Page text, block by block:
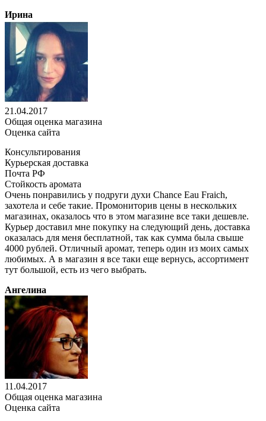
Ирина
21.04.2017
Общая оценка магазина
Оценка сайта
Консультирования
Курьерская доставка
Почта РФ
Стойкость аромата
Очень понравились у подруги духи Chance Eau Fraich,
захотела и себе такие. Промониторив цены в нескольких
магазинах, оказалось что в этом магазине все таки дешевле.
Курьер доставил мне покупку на следующий день, доставка
оказалась для меня бесплатной, так как сумма была свыше
4000 рублей. Отличный аромат, теперь один из моих самых
любимых. А в магазин я все таки еще вернусь, ассортимент
тут большой, есть из чего выбрать.
Ангелина
11.04.2017
Общая оценка магазина
Оценка сайта